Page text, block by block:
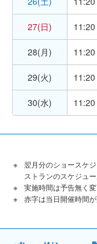
27(日)
28(月)
29(火)
30(水)
翌月分のショースケ
ストランのスケジュ
実施時間は予告無く
赤字は当日開催時間